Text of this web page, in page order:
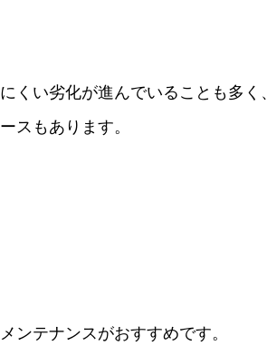
くい劣化が進んでいることも多く、
スもあります。
ンテナンスがおすすめです。